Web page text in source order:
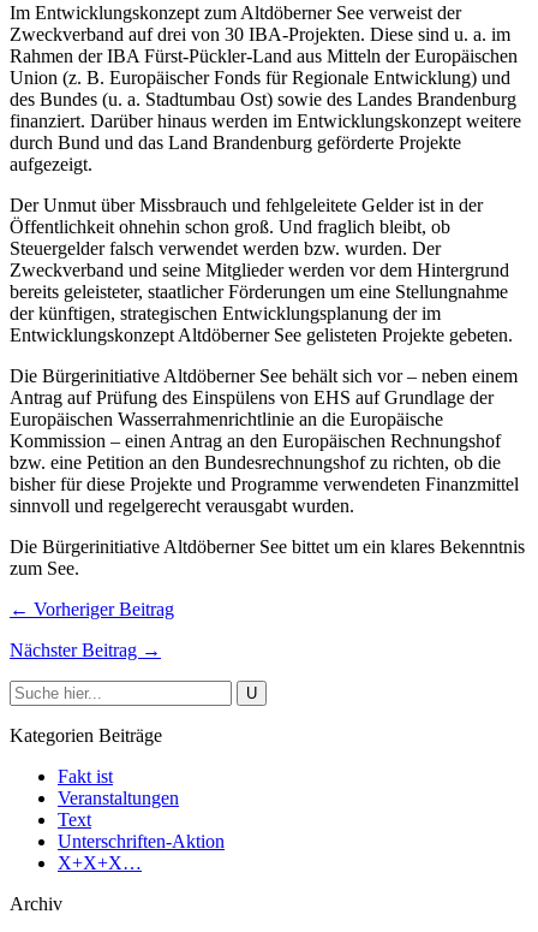
Im Entwicklungskonzept zum Altdöberner See verweist der
Zweckverband auf drei von 30 IBA-Projekten. Diese sind u. a. im
Rahmen der IBA Fürst-Pückler-Land aus Mitteln der Europäischen
Union (z. B. Europäischer Fonds für Regionale Entwicklung) und
des Bundes (u. a. Stadtumbau Ost) sowie des Landes Brandenburg
finanziert. Darüber hinaus werden im Entwicklungskonzept weitere
durch Bund und das Land Brandenburg geförderte Projekte
aufgezeigt.
Der Unmut über Missbrauch und fehlgeleitete Gelder ist in der
Öffentlichkeit ohnehin schon groß. Und fraglich bleibt, ob
Steuergelder falsch verwendet werden bzw. wurden. Der
Zweckverband und seine Mitglieder werden vor dem Hintergrund
bereits geleisteter, staatlicher Förderungen um eine Stellungnahme
der künftigen, strategischen Entwicklungsplanung der im
Entwicklungskonzept Altdöberner See gelisteten Projekte gebeten.
Die Bürgerinitiative Altdöberner See behält sich vor – neben einem
Antrag auf Prüfung des Einspülens von EHS auf Grundlage der
Europäischen Wasserrahmenrichtlinie an die Europäische
Kommission – einen Antrag an den Europäischen Rechnungshof
bzw. eine Petition an den Bundesrechnungshof zu richten, ob die
bisher für diese Projekte und Programme verwendeten Finanzmittel
sinnvoll und regelgerecht verausgabt wurden.
Die Bürgerinitiative Altdöberner See bittet um ein klares Bekenntnis
zum See.
← Vorheriger Beitrag
Nächster Beitrag →
Kategorien Beiträge
Fakt ist
Veranstaltungen
Text
Unterschriften-Aktion
X+X+X…
Archiv